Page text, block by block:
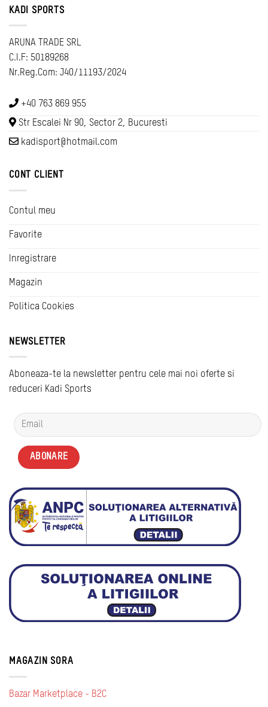
KADI SPORTS
ARUNA TRADE SRL
C.I.F: 50189268
Nr.Reg.Com: J40/11193/2024
+40 763 869 955
Str Escalei Nr 90, Sector 2, Bucuresti
kadisport@hotmail.com
CONT CLIENT
Contul meu
Favorite
Inregistrare
Magazin
Politica Cookies
NEWSLETTER
Aboneaza-te la newsletter pentru cele mai noi oferte si
reduceri Kadi Sports
MAGAZIN SORA
Bazar Marketplace - B2C